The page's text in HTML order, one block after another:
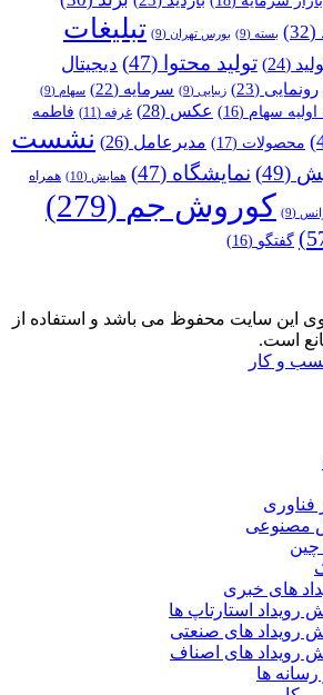
(32) بسته (9) بورس تهران (9)
تبلیغات
(24) تولید محتوا (47)
دیجیتال
رونمایی (23) زیبایی (9) سرمایه (22) سهام (9)
سهام (16) عکس (28) غرفه (11)
فاطمه
محصولات (17) مدیرعامل (26)
نشست
(49) نمایشگاه (47) همایش (10) همراه
(9) کوروش جم (279)
گفتگو (16)
این سایت محفوظ می باشد و استفاده از
است.
و کار
فناوری
مصنوعی
چین
های خبری
رویداد استارتاپ ها
رویداد های صنعتی
رویداد های اصناف
رسانه ها